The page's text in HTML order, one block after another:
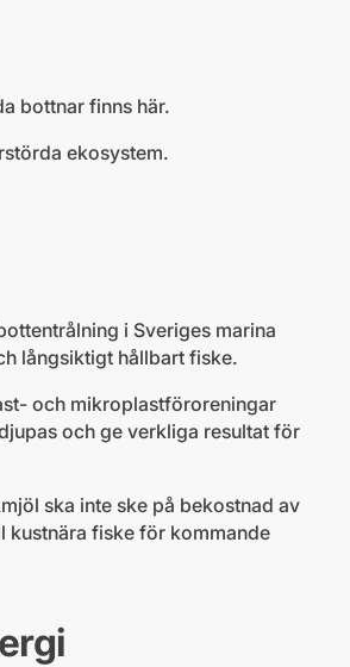
bottnar finns här.
ekosystem.
i Sveriges marina
långsiktigt hållbart fiske.
och mikroplastföroreningar
och ge verkliga resultat för
ska inte ske på bekostnad av
kustnära fiske för kommande